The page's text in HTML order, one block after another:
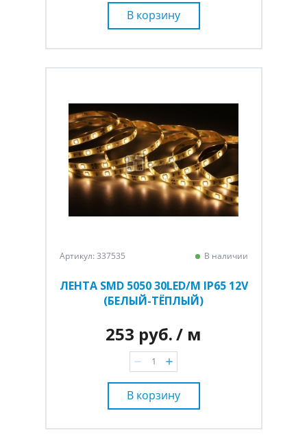
В корзину
Артикул: 337535 В наличии
ЛЕНТА SMD 5050 30LED/M IP65 12V
(БЕЛЫЙ-ТЁПЛЫЙ)
253 руб./ м
В корзину